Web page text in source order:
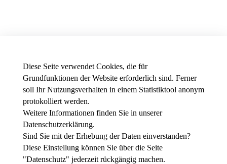
Diese Seite verwendet Cookies, die für
Grundfunktionen der Website erforderlich sind. Ferner
soll Ihr Nutzungsverhalten in einem Statistiktool anonym
protokolliert werden.
Weitere Informationen finden Sie in unserer
Datenschutzerklärung.
Sind Sie mit der Erhebung der Daten einverstanden?
Diese Einstellung können Sie über die Seite
"Datenschutz" jederzeit rückgängig machen.
News - Presse
Stellenausschreibungen der THWS
Intranet
Instagram
Youtube